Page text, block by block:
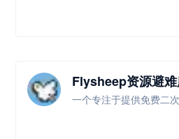
Flysheep资源避
一个专注于提供免费二